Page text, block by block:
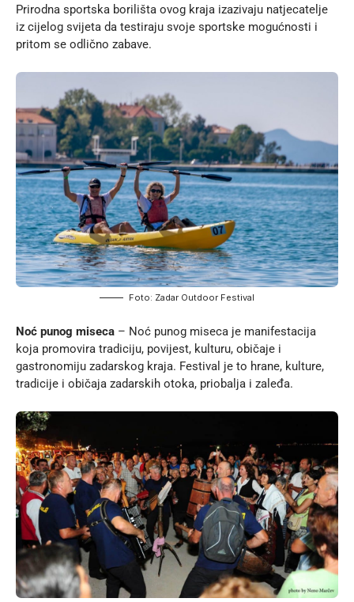
Prirodna sportska borilišta ovog kraja izazivaju natjecatelje
iz cijelog svijeta da testiraju svoje sportske mogućnosti i
pritom se odlično zabave.
Foto: Zadar Outdoor Festival
Noć punog miseca – Noć punog miseca je manifestacija
koja promovira tradiciju, povijest, kulturu, običaje i
gastronomiju zadarskog kraja. Festival je to hrane, kulture,
tradicije i običaja zadarskih otoka, priobalja i zaleđa.